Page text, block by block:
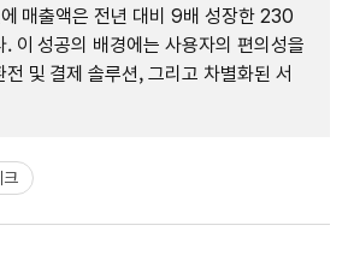
매출액은 전년 대비 9배 성장한 230
이 성공의 배경에는 사용자의 편의성을
및 결제 솔루션, 그리고 차별화된 서
크